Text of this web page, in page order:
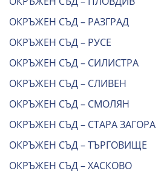
ОКРЪЖЕН СЪД – РАЗГРАД
ОКРЪЖЕН СЪД – РУСЕ
ОКРЪЖЕН СЪД – СИЛИСТРА
ОКРЪЖЕН СЪД – СЛИВЕН
ОКРЪЖЕН СЪД – СМОЛЯН
ОКРЪЖЕН СЪД – СТАРА ЗАГОРА
ОКРЪЖЕН СЪД – ТЪРГОВИЩЕ
ОКРЪЖЕН СЪД – ХАСКОВО